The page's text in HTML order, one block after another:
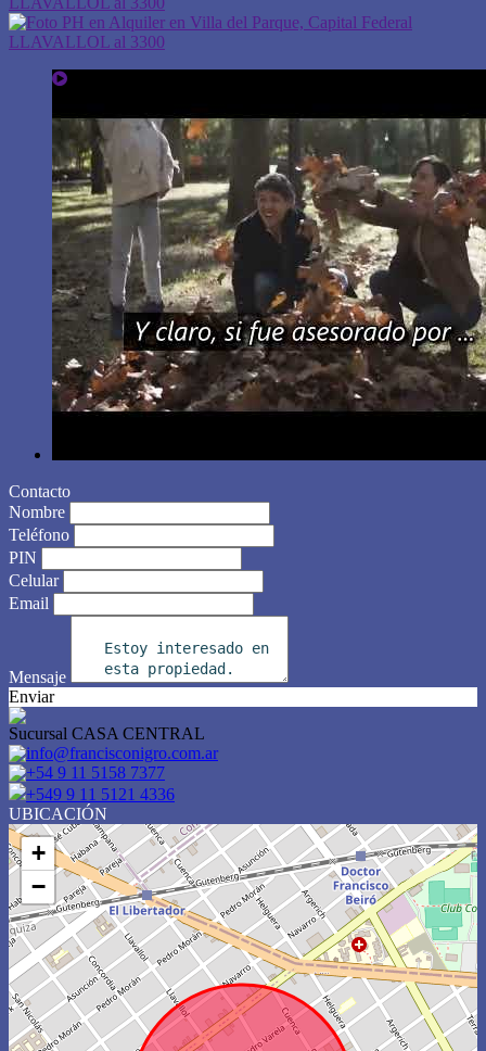
Contacto
Nombre
Teléfono
PIN
Celular
Email
Mensaje
Enviar
Sucursal CASA CENTRAL
info@francisconigro.com.ar
+54 9 11 5158 7377
+549 9 11 5121 4336
UBICACIÓN
+
−